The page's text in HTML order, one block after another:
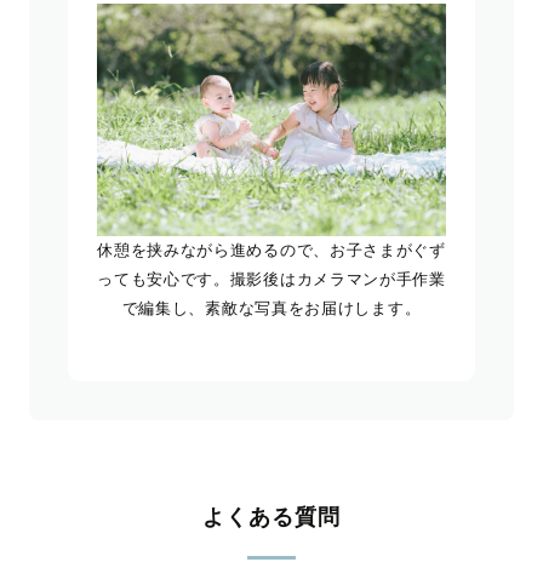
休憩を挟みながら進めるので、お子さまがぐず
っても安心です。撮影後はカメラマンが手作業
で編集し、素敵な写真をお届けします。
よくある質問